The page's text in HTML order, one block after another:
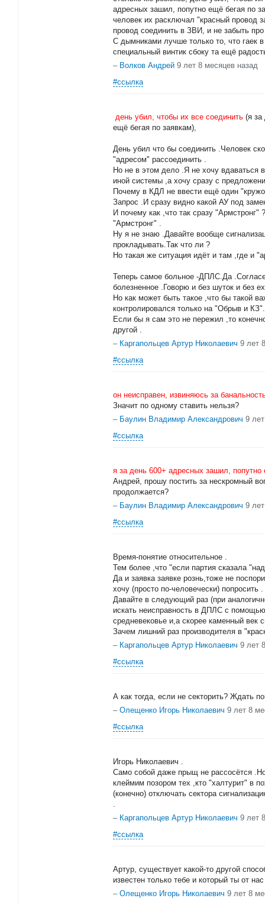
адресных зашил, попутно ещё бегая по
человек их расключал "красный провод
провод соединить в ЗВИ, и не забыть про
С дымниками лучше только то, что гаек
специальный винтик сбоку та ещё
– Волков Андрей 9 лет 8 месяцев назад
#ссылка
день убил, чтобы их все соединить (я за
ещё бегая по заявкам),
День убил что бы соединить .Человек
"адресом" рассоединить .
Но не в этом дело .Я не хочу вдаваться
иной системы ,а хочу сразу с
Почему в КДЛ не ввести ещё один
Запрос .И сразу видно какой АУ под
И почему как ,что так сразу "Армстронг"
"Армстронг" .
Ну я не знаю .Давайте вообще
прокладывать.Так что ли ?
Но такая же ситуация идёт и там ,где и
Теперь самое больное -ДПЛС.Да
болезненное .Говорю и без шуток и без
Но как может быть такое ,что бы такой
контролировался только на "Обрыв и
Если бы я сам это не пережил ,то
другой .
– Каргапольцев Артур Николаевич 9 лет
#ссылка
он неисправен, извиняюсь за
Значит по одному ставить нельзя?
– Баулин Владимир Александрович 9
#ссылка
я за день 600+ адресных зашил, попутно
Андрей, прошу постить за нескромный
продолжается?
– Баулин Владимир Александрович 9
#ссылка
Время-понятие относительное .
Тем более ,что "если партия сказала
Да и заявка заявке рознь,тоже не
хочу (просто по-человечески) попросить .
Давайте в следующий раз (при
искать неисправность в ДПЛС с
средневековье и,а скорее каменный век
Зачем лишний раз производителя в
– Каргапольцев Артур Николаевич 9 лет
#ссылка
А как тогда, если не секторить? Ждать
– Олещенко Игорь Николаевич 9 лет 8
#ссылка
Игорь Николаевич .
Само собой даже прыщ не рассосётся
клеймим позором тех ,кто "халтурит" в
(конечно) отключать сектора
.
– Каргапольцев Артур Николаевич 9 лет
#ссылка
Артур, существует какой-то другой
известен только тебе и который ты от
– Олещенко Игорь Николаевич 9 лет 8